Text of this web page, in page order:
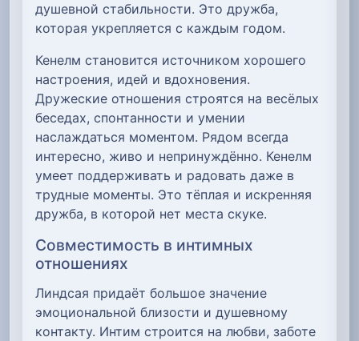
душевной стабильности. Это дружба,
которая укрепляется с каждым годом.
Кенелм становится источником хорошего
настроения, идей и вдохновения.
Дружеские отношения строятся на весёлых
беседах, спонтанности и умении
наслаждаться моментом. Рядом всегда
интересно, живо и непринуждённо. Кенелм
умеет поддерживать и радовать даже в
трудные моменты. Это тёплая и искренняя
дружба, в которой нет места скуке.
Совместимость в интимных
отношениях
Линдсая придаёт большое значение
эмоциональной близости и душевному
контакту. Интим строится на любви, заботе